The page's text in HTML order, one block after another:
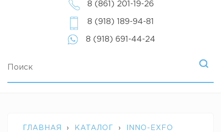
8 (861) 201-19-26
8 (918) 189-94-81
8 (918) 691-44-24
ГЛАВНАЯ › КАТАЛОГ › INNO-EXFO